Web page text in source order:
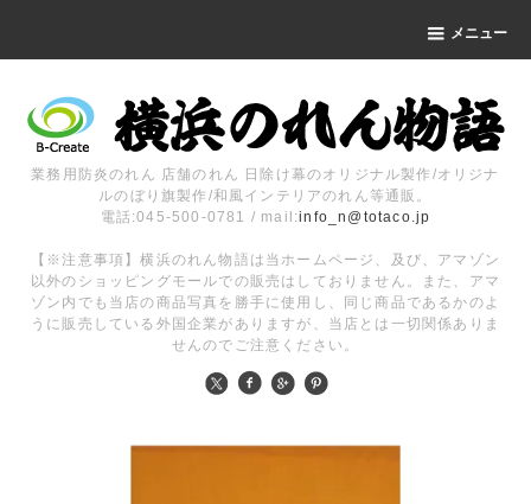
メニュー
業務用防炎のれん 店舗のれん 日除け幕のオリジナル製作/オリジナ
ルのぼり旗製作/和風インテリアのれん等通販。
電話:045-500-0781 / mail:info_n@totaco.jp
【※注意事項】横浜のれん物語は当ホームページ、及び、アマゾン
以外のショッピングモールでの販売はしておりません。また、アマ
ゾン内でも当店の商品写真を勝手に使用し、同じ商品であるかのよ
うに販売している外国企業がありますが、当店とは一切関係ありま
せんのでご注意ください。